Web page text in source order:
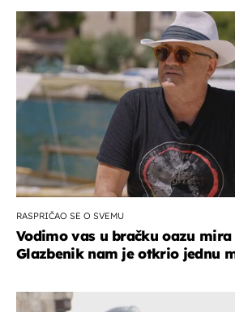
RASPRIČAO SE O SVEMU
Vodimo vas u bračku oazu mira
Glazbenik nam je otkrio jednu